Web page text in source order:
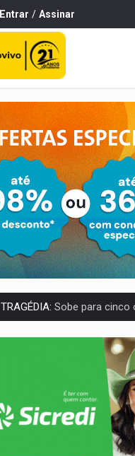
Entrar / Assinar
TRANSPORTE DE ARROZ:MPF
DEEPFAKE:Sancionada lei contra
Brasil e Rússia
Colisão entre caminhão e
ENCONTRO:Amazônia Negra ganha
Porto Velho tem